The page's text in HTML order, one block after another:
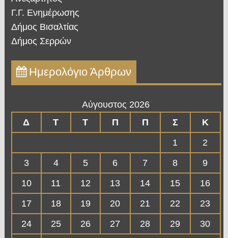
Γ.Γ. Ενημέρωσης
Δήμος Βισαλτίας
Δήμος Σερρών
Ημερολόγιο Άρθρων
Αύγουστος 2026
Δ
Τ Τ Π Π Σ
Κ
1
2
3
4 5 6 7 8
9
10
11 12 13 14 15
16
17
18 19 20 21 22
23
24
25 26 27 28 29
30